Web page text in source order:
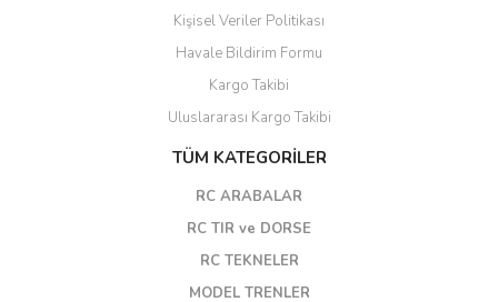
Kişisel Veriler Politikası
Havale Bildirim Formu
Kargo Takibi
Uluslararası Kargo Takibi
TÜM KATEGORİLER
RC ARABALAR
RC TIR ve DORSE
RC TEKNELER
MODEL TRENLER